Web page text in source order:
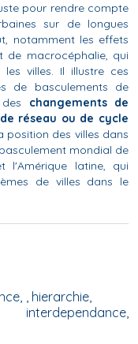
pour rendre compte
sur de longues
notamment les effets
de macrocéphalie, qui
villes. Il illustre ces
de basculements de
changements de
réseau ou de cycle
position des villes dans
mondial de
l'Amérique latine, qui
de villes dans le
, hierarchie,
interdependance,